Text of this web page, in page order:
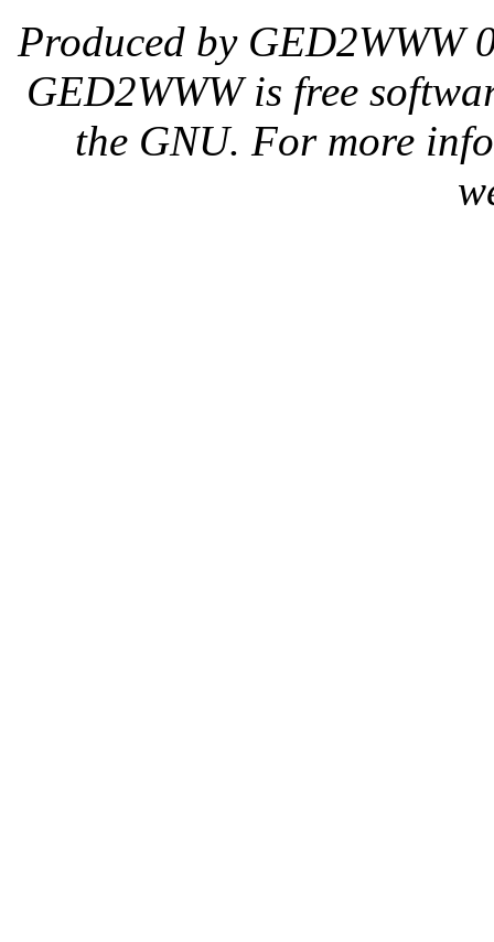
Produced by
GED2WWW is free
the GNU. For more